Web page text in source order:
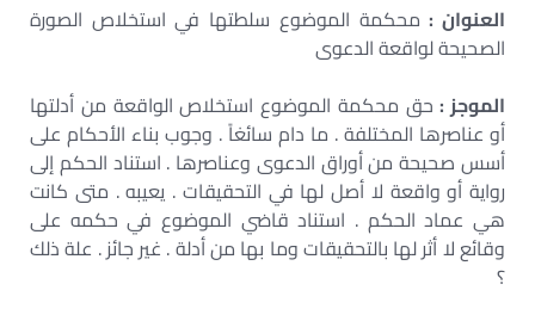
العنوان :محكمة الموضوع سلطتها في استخلاص الصورة
الصحيحة لواقعة الدعوى
الموجز :حق محكمة الموضوع استخلاص الواقعة من أدلتها
أو عناصرها ‏المختلفة . ما دام سائغاً ‏. وجوب بناء الأحكام على
أسس صحيحة من أوراق الدعوى وعناصرها . ‏استناد الحكم إلى
رواية ‏أو واقعة لا أصل لها في التحقيقات . يعيبه . متى كانت
هي عماد الحكم . استناد قاضي الموضوع في حكمه على
وقائع لا أثر لها بالتحقيقات وما بها من أدلة . غير جائز . علة ذلك
؟